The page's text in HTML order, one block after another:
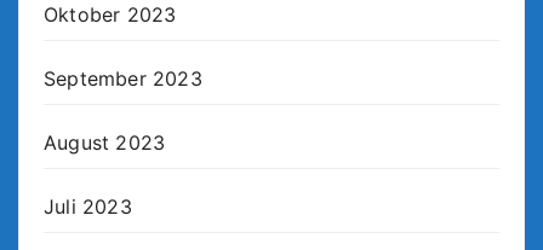
Oktober 2023
September 2023
August 2023
Juli 2023